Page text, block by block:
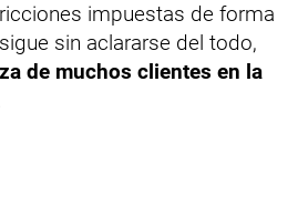
impuestas de forma
sin aclararse del todo,
de muchos clientes en la